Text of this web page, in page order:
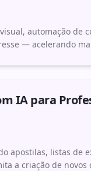
automação de
— acelerando
IA para
apostilas, listas de
a criação de novos